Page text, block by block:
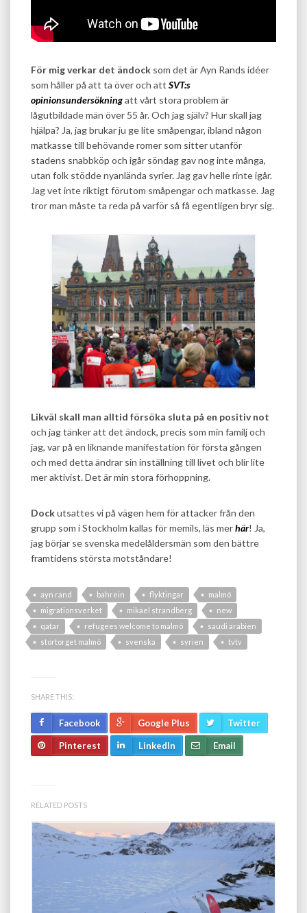
För mig verkar det ändock som det är Ayn Rands idéer
som håller på att ta över och att SVT:s
opinionsundersökningatt vårt stora problem är
lågutbildade män över 55 år. Och jag själv? Hur skall jag
hjälpa? Ja, jag brukar ju ge lite småpengar, ibland någon
matkasse till behövande romer som sitter utanför
stadens snabbköp och igår söndag gav nog inte många,
utan folk stödde nyanlända syrier. Jag gav helle rinte igår.
Jag vet inte riktigt förutom småpengar och matkasse. Jag
tror man måste ta reda på varför så få egentligen bryr sig.
Likväl skall man alltid försöka sluta på en positiv not
och jag tänker att det ändock, precis som min familj och
jag, var på en liknande manifestation för första gången
och med detta ändrar sin inställning till livet och blir lite
mer aktivist. Det är min stora förhoppning.
Dockutsattes vi på vägen hem för attacker från den
grupp som i Stockholm kallas för memils, läs merhär! Ja,
jag börjar se svenska medelåldersmän som den bättre
framtidens största motståndare!
ayn rand bahrein flyktingar
malmö
migrationsverket
mikael strandberg
new
qatar
refugees welcome to malmö
saudi arabien
stortorget malmö
svenska syrien tvtv
SHARE THIS:
Facebook Google Plus Twitter
Pinterest LinkedIn Email
RELATED POSTS